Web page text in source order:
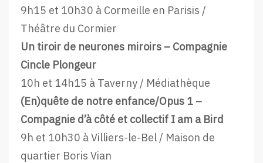
9h15 et 10h30 à Cormeille en Parisis /
Théâtre du Cormier
Un tiroir de neurones miroirs – Compagnie
Cincle Plongeur
10h et 14h15 à Taverny / Médiathèque
(En)quête de notre enfance/Opus 1 –
Compagnie d’à côté et collectif I am a Bird
9h et 10h30 à Villiers-le-Bel / Maison de
quartier Boris Vian